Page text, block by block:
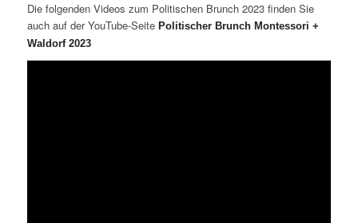
Die folgenden Videos zum Politischen Brunch 2023 finden Sie
auch auf der YouTube-Seite Politischer Brunch Montessori +
Waldorf 2023